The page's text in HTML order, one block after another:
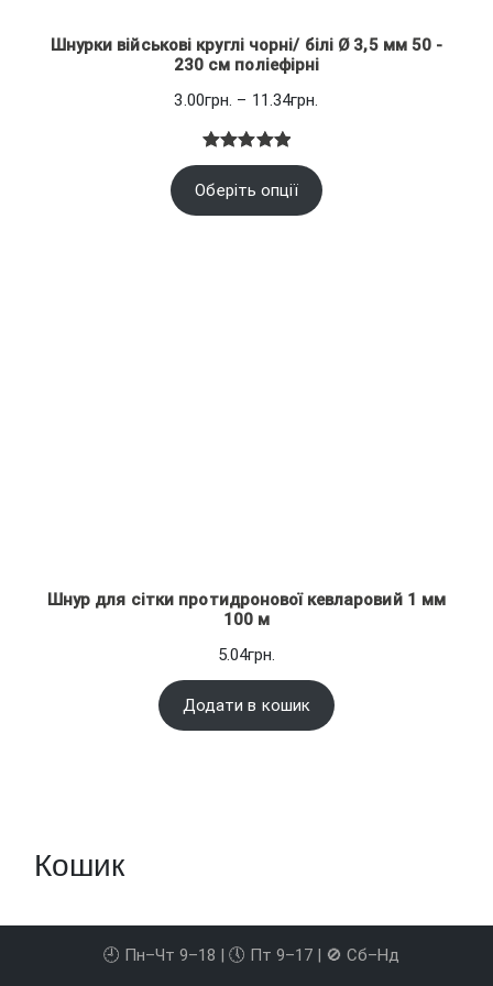
Шнурки військові круглі чорні/ білі Ø 3,5 мм 50 -
230 см поліефірні
3.00грн. – 11.34грн.
3.00грн.
до
Рейтинг
5.00з 5
на основі
1
Оберіть опції
Шнур для сітки протидронової кевларовий 1 мм
100 м
5.04грн.
Додати в кошик
Кошик
🕘 Пн–Чт 9–18 | 🕔 Пт 9–17 | 🚫 Сб–Нд